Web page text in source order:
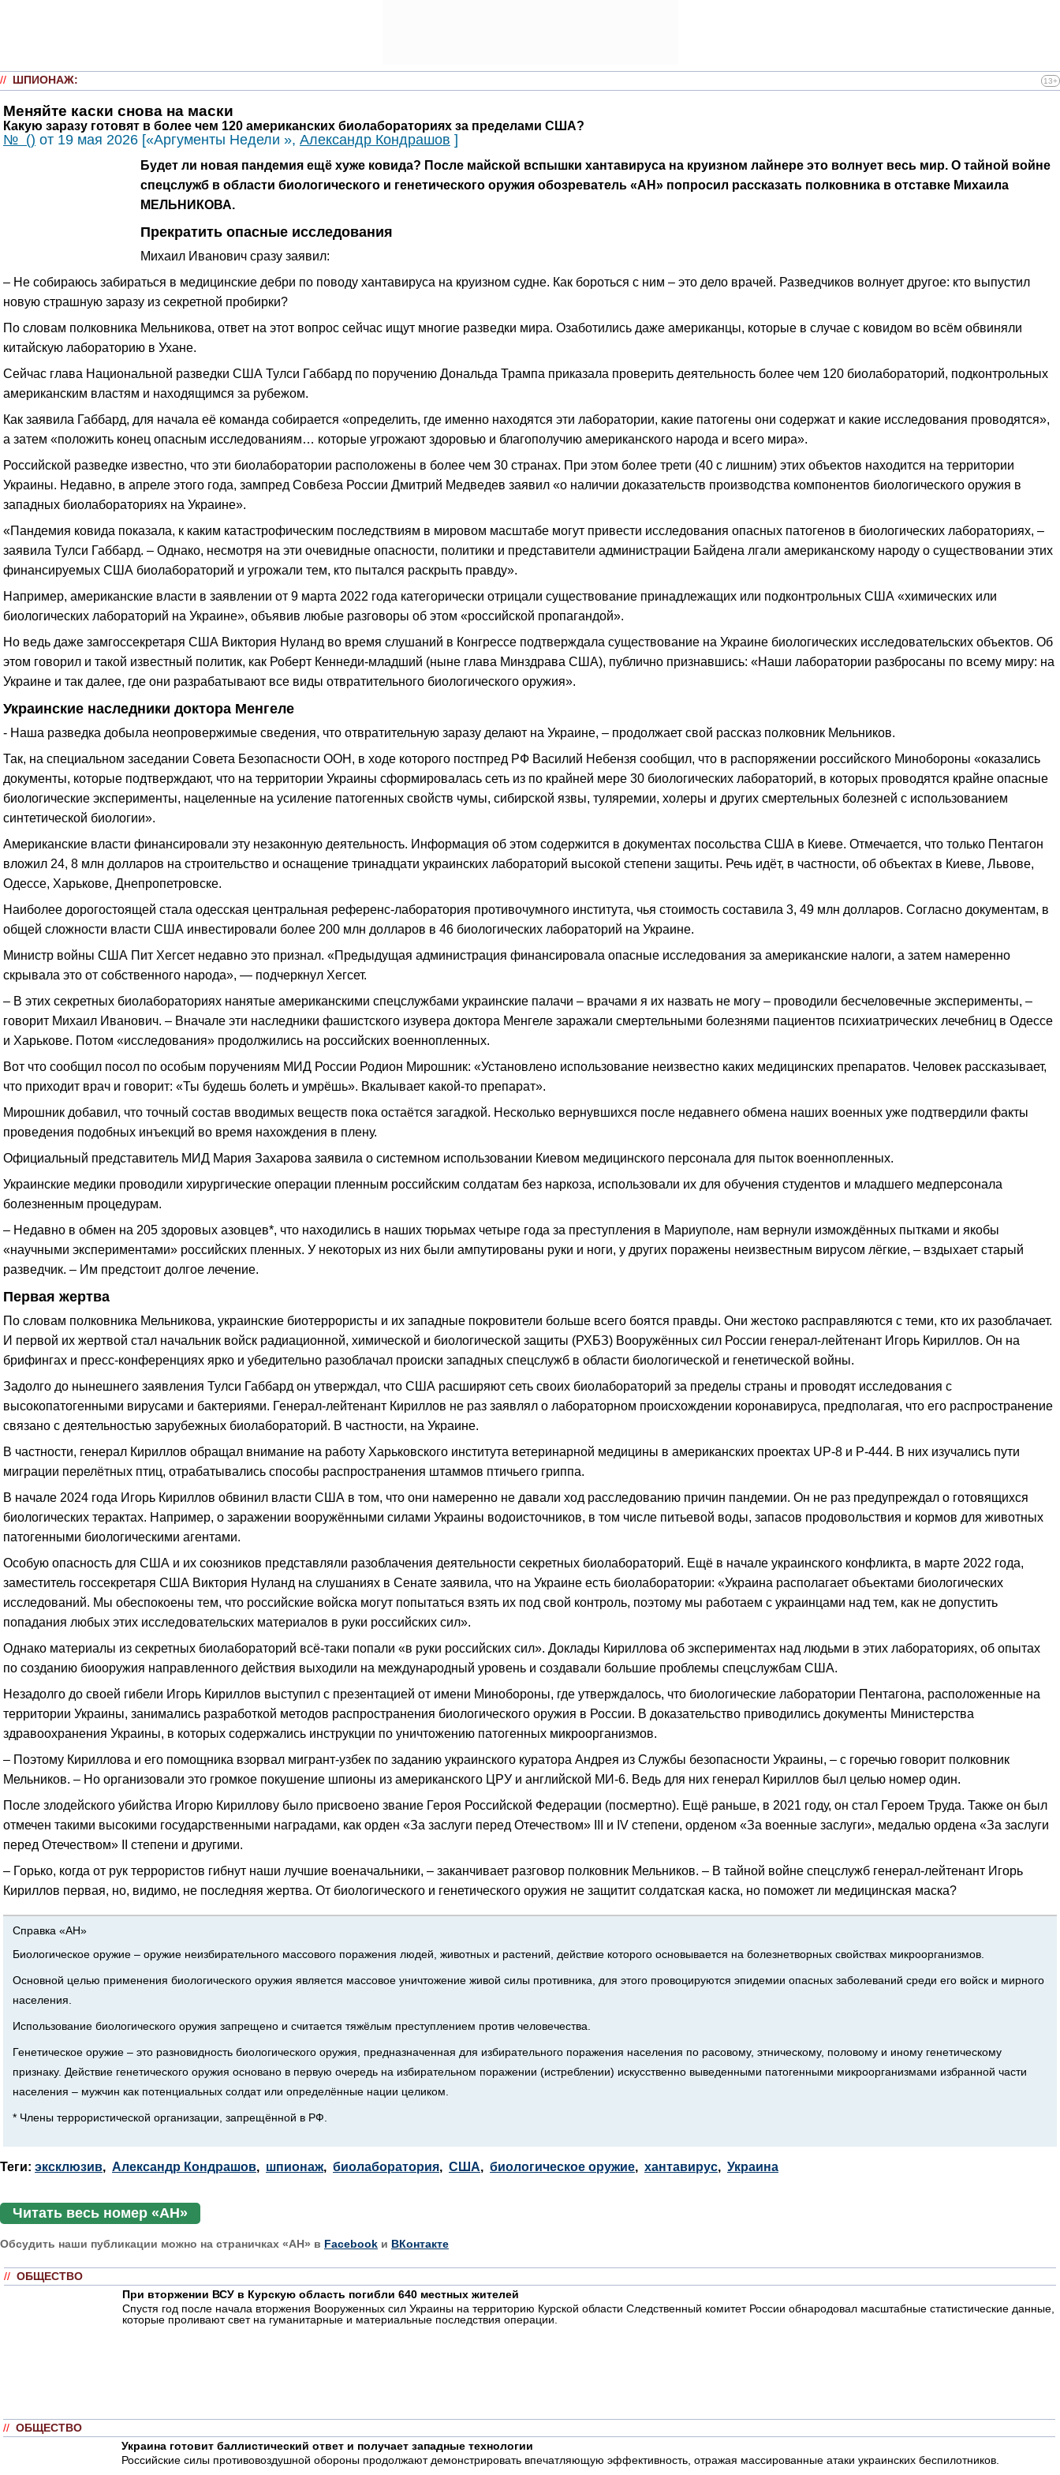
// ШПИОНАЖ: 13+
Меняйте каски снова на маски
Какую заразу готовят в более чем 120 американских биолабораториях за пределами США?
№ () от 19 мая 2026 [«Аргументы Недели », Александр Кондрашов ]
Будет ли новая пандемия ещё хуже ковида? После майской вспышки хантавируса на круизном лайнере это волнует весь мир. О тайной войне
спецслужб в области биологического и генетического оружия обозреватель «АН» попросил рассказать полковника в отставке Михаила
МЕЛЬНИКОВА.
Прекратить опасные исследования
Михаил Иванович сразу заявил:
– Не собираюсь забираться в медицинские дебри по поводу хантавируса на круизном судне. Как бороться с ним – это дело врачей. Разведчиков волнует другое: кто выпустил
новую страшную заразу из секретной пробирки?
По словам полковника Мельникова, ответ на этот вопрос сейчас ищут многие разведки мира. Озаботились даже американцы, которые в случае с ковидом во всём обвиняли
китайскую лабораторию в Ухане.
Сейчас глава Национальной разведки США Тулси Габбард по поручению Дональда Трампа приказала проверить деятельность более чем 120 биолабораторий, подконтрольных
американским властям и находящимся за рубежом.
Как заявила Габбард, для начала её команда собирается «определить, где именно находятся эти лаборатории, какие патогены они содержат и какие исследования проводятся»,
а затем «положить конец опасным исследованиям… которые угрожают здоровью и благополучию американского народа и всего мира».
Российской разведке известно, что эти биолаборатории расположены в более чем 30 странах. При этом более трети (40 с лишним) этих объектов находится на территории
Украины. Недавно, в апреле этого года, зампред Совбеза России Дмитрий Медведев заявил «о наличии доказательств производства компонентов биологического оружия в
западных биолабораториях на Украине».
«Пандемия ковида показала, к каким катастрофическим последствиям в мировом масштабе могут привести исследования опасных патогенов в биологических лабораториях, –
заявила Тулси Габбард. – Однако, несмотря на эти очевидные опасности, политики и представители администрации Байдена лгали американскому народу о существовании этих
финансируемых США биолабораторий и угрожали тем, кто пытался раскрыть правду».
Например, американские власти в заявлении от 9 марта 2022 года категорически отрицали существование принадлежащих или подконтрольных США «химических или
биологических лабораторий на Украине», объявив любые разговоры об этом «российской пропагандой».
Но ведь даже замгоссекретаря США Виктория Нуланд во время слушаний в Конгрессе подтверждала существование на Украине биологических исследовательских объектов. Об
этом говорил и такой известный политик, как Роберт Кеннеди-младший (ныне глава Минздрава США), публично признавшись: «Наши лаборатории разбросаны по всему миру: на
Украине и так далее, где они разрабатывают все виды отвратительного биологического оружия».
Украинские наследники доктора Менгеле
- Наша разведка добыла неопровержимые сведения, что отвратительную заразу делают на Украине, – продолжает свой рассказ полковник Мельников.
Так, на специальном заседании Совета Безопасности ООН, в ходе которого постпред РФ Василий Небензя сообщил, что в распоряжении российского Минобороны «оказались
документы, которые подтверждают, что на территории Украины сформировалась сеть из по крайней мере 30 биологических лабораторий, в которых проводятся крайне опасные
биологические эксперименты, нацеленные на усиление патогенных свойств чумы, сибирской язвы, туляремии, холеры и других смертельных болезней с использованием
синтетической биологии».
Американские власти финансировали эту незаконную деятельность. Информация об этом содержится в документах посольства США в Киеве. Отмечается, что только Пентагон
вложил 24, 8 млн долларов на строительство и оснащение тринадцати украинских лабораторий высокой степени защиты. Речь идёт, в частности, об объектах в Киеве, Львове,
Одессе, Харькове, Днепропетровске.
Наиболее дорогостоящей стала одесская центральная референс-лаборатория противочумного института, чья стоимость составила 3, 49 млн долларов. Согласно документам, в
общей сложности власти США инвестировали более 200 млн долларов в 46 биологических лабораторий на Украине.
Министр войны США Пит Хегсет недавно это признал. «Предыдущая администрация финансировала опасные исследования за американские налоги, а затем намеренно
скрывала это от собственного народа», — подчеркнул Хегсет.
– В этих секретных биолабораториях нанятые американскими спецслужбами украинские палачи – врачами я их назвать не могу – проводили бесчеловечные эксперименты, –
говорит Михаил Иванович. – Вначале эти наследники фашистского изувера доктора Менгеле заражали смертельными болезнями пациентов психиатрических лечебниц в Одессе
и Харькове. Потом «исследования» продолжились на российских военнопленных.
Вот что сообщил посол по особым поручениям МИД России Родион Мирошник: «Установлено использование неизвестно каких медицинских препаратов. Человек рассказывает,
что приходит врач и говорит: «Ты будешь болеть и умрёшь». Вкалывает какой-то препарат».
Мирошник добавил, что точный состав вводимых веществ пока остаётся загадкой. Несколько вернувшихся после недавнего обмена наших военных уже подтвердили факты
проведения подобных инъекций во время нахождения в плену.
Официальный представитель МИД Мария Захарова заявила о системном использовании Киевом медицинского персонала для пыток военнопленных.
Украинские медики проводили хирургические операции пленным российским солдатам без наркоза, использовали их для обучения студентов и младшего медперсонала
болезненным процедурам.
– Недавно в обмен на 205 здоровых азовцев*, что находились в наших тюрьмах четыре года за преступления в Мариуполе, нам вернули измождённых пытками и якобы
«научными экспериментами» российских пленных. У некоторых из них были ампутированы руки и ноги, у других поражены неизвестным вирусом лёгкие, – вздыхает старый
разведчик. – Им предстоит долгое лечение.
Первая жертва
По словам полковника Мельникова, украинские биотеррористы и их западные покровители больше всего боятся правды. Они жестоко расправляются с теми, кто их разоблачает.
И первой их жертвой стал начальник войск радиационной, химической и биологической защиты (РХБЗ) Вооружённых сил России генерал-лейтенант Игорь Кириллов. Он на
брифингах и пресс-конференциях ярко и убедительно разоблачал происки западных спецслужб в области биологической и генетической войны.
Задолго до нынешнего заявления Тулси Габбард он утверждал, что США расширяют сеть своих биолабораторий за пределы страны и проводят исследования с
высокопатогенными вирусами и бактериями. Генерал-лейтенант Кириллов не раз заявлял о лабораторном происхождении коронавируса, предполагая, что его распространение
связано с деятельностью зарубежных биолабораторий. В частности, на Украине.
В частности, генерал Кириллов обращал внимание на работу Харьковского института ветеринарной медицины в американских проектах UP-8 и P-444. В них изучались пути
миграции перелётных птиц, отрабатывались способы распространения штаммов птичьего гриппа.
В начале 2024 года Игорь Кириллов обвинил власти США в том, что они намеренно не давали ход расследованию причин пандемии. Он не раз предупреждал о готовящихся
биологических терактах. Например, о заражении вооружёнными силами Украины водоисточников, в том числе питьевой воды, запасов продовольствия и кормов для животных
патогенными биологическими агентами.
Особую опасность для США и их союзников представляли разоблачения деятельности секретных биолабораторий. Ещё в начале украинского конфликта, в марте 2022 года,
заместитель госсекретаря США Виктория Нуланд на слушаниях в Сенате заявила, что на Украине есть биолаборатории: «Украина располагает объектами биологических
исследований. Мы обеспокоены тем, что российские войска могут попытаться взять их под свой контроль, поэтому мы работаем с украинцами над тем, как не допустить
попадания любых этих исследовательских материалов в руки российских сил».
Однако материалы из секретных биолабораторий всё-таки попали «в руки российских сил». Доклады Кириллова об экспериментах над людьми в этих лабораториях, об опытах
по созданию биооружия направленного действия выходили на международный уровень и создавали большие проблемы спецслужбам США.
Незадолго до своей гибели Игорь Кириллов выступил с презентацией от имени Минобороны, где утверждалось, что биологические лаборатории Пентагона, расположенные на
территории Украины, занимались разработкой методов распространения биологического оружия в России. В доказательство приводились документы Министерства
здравоохранения Украины, в которых содержались инструкции по уничтожению патогенных микроорганизмов.
– Поэтому Кириллова и его помощника взорвал мигрант-узбек по заданию украинского куратора Андрея из Службы безопасности Украины, – с горечью говорит полковник
Мельников. – Но организовали это громкое покушение шпионы из американского ЦРУ и английской МИ‑6. Ведь для них генерал Кириллов был целью номер один.
После злодейского убийства Игорю Кириллову было присвоено звание Героя Российской Федерации (посмертно). Ещё раньше, в 2021 году, он стал Героем Труда. Также он был
отмечен такими высокими государственными наградами, как орден «За заслуги перед Отечеством» III и IV степени, орденом «За военные заслуги», медалью ордена «За заслуги
перед Отечеством» II степени и другими.
– Горько, когда от рук террористов гибнут наши лучшие военачальники, – заканчивает разговор полковник Мельников. – В тайной войне спецслужб генерал-лейтенант Игорь
Кириллов первая, но, видимо, не последняя жертва. От биологического и генетического оружия не защитит солдатская каска, но поможет ли медицинская маска?
Справка «АН»
Биологическое оружие – оружие неизбирательного массового поражения людей, животных и растений, действие которого основывается на болезнетворных свойствах микроорганизмов.
Основной целью применения биологического оружия является массовое уничтожение живой силы противника, для этого провоцируются эпидемии опасных заболеваний среди его войск и мирного
населения.
Использование биологического оружия запрещено и считается тяжёлым преступлением против человечества.
Генетическое оружие – это разновидность биологического оружия, предназначенная для избирательного поражения населения по расовому, этническому, половому и иному генетическому
признаку. Действие генетического оружия основано в первую очередь на избирательном поражении (истреблении) искусственно выведенными патогенными микроорганизмами избранной части
населения – мужчин как потенциальных солдат или определённые нации целиком.
* Члены террористической организации, запрещённой в РФ.
Теги: эксклюзив, Александр Кондрашов, шпионаж, биолаборатория, США, биологическое оружие, хантавирус, Украина
Читать весь номер «АН»
Обсудить наши публикации можно на страничках «АН» в Facebook и ВКонтакте
// ОБЩЕСТВО
При вторжении ВСУ в Курскую область погибли 640 местных жителей
Спустя год после начала вторжения Вооруженных сил Украины на территорию Курской области Следственный комитет России обнародовал масштабные статистические данные,
которые проливают свет на гуманитарные и материальные последствия операции.
// ОБЩЕСТВО
Украина готовит баллистический ответ и получает западные технологии
Российские силы противовоздушной обороны продолжают демонстрировать впечатляющую эффективность, отражая массированные атаки украинских беспилотников.